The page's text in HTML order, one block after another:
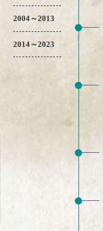
2004～2013
2014～2023